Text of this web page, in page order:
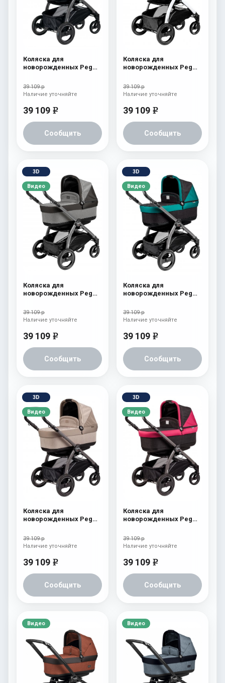
Коляска для
новорожденных Peg
(шасси Jet) Tulip
39 109 р
39 109 e
Сообщить
Наличие уточняйте
Коляска для
новорожденных Peg
(шасси Jet) Onyx
39 109 р
39 109 e
Сообщить
Наличие уточняйте
3D
Видео
Коляска для
новорожденных Peg
(шасси Jet) atmosphere
39 109 р
39 109 e
Сообщить
Наличие уточняйте
3D
Видео
Коляска для
новорожденных Peg
(шасси Jet)
aquamarine
39 109 р
39 109 e
Сообщить
Наличие уточняйте
3D
Видео
Коляска для
новорожденных Peg
(шасси Jet) Cream
39 109 р
39 109 e
Сообщить
Наличие уточняйте
3D
Видео
Коляска для
новорожденных Peg
(шасси Jet) Fleur
39 109 р
39 109 e
Сообщить
Наличие уточняйте
Видео Видео